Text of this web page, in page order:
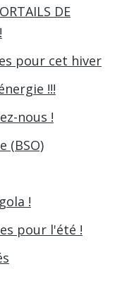
DE
pour cet hiver
!!!
nous !
(BSO)
!
pour l'été !